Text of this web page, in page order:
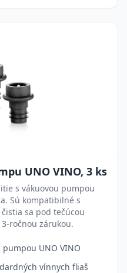
UNO VINO, 3 ks
s vákuovou pumpou
Sú kompatibilné s
sa pod tečúcou
ročnou zárukou.
UNO VINO
vínnych fliaš